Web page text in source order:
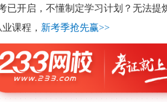
已开启，不懂制定学习计划？无法提
课程， 新考季抢先赢>>